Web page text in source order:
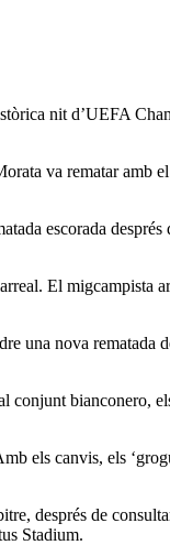
nit d’UEFA
va rematar amb
escorada
El migcampista
una nova rematada
conjunt bianconero,
els canvis, els
després de
Stadium.